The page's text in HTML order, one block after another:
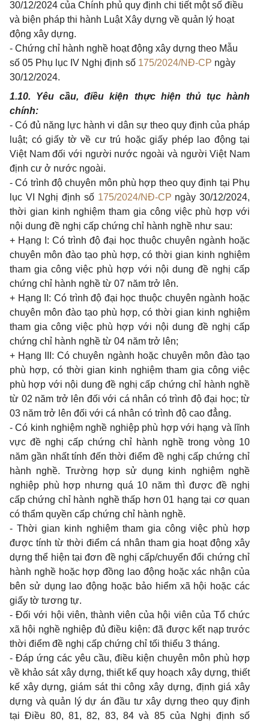
30/12/2024 của Chính phủ quy định chi tiết một số điều
và biện pháp thi hành Luật Xây dựng về quản lý hoạt
động xây dựng.
- Chứng chỉ hành nghề hoạt động xây dựng theo Mẫu
số 05 Phụ lục IV Nghị định số 175/2024/NĐ-CP ngày
30/12/2024.
1.10. Yêu cầu, điều kiện thực hiện thủ tục hành
chính:
- Có đủ năng lực hành vi dân sự theo quy định của pháp
luật; có giấy tờ về cư trú hoặc giấy phép lao động tại
Việt Nam đối với người nước ngoài và người Việt Nam
định cư ở nước ngoài.
- Có trình độ chuyên môn phù hợp theo quy định tại Phụ
lục VI Nghị định số 175/2024/NĐ-CP ngày 30/12/2024,
thời gian kinh nghiệm tham gia công việc phù hợp với
nội dung đề nghị cấp chứng chỉ hành nghề như sau:
+ Hạng I: Có trình độ đại học thuộc chuyên ngành hoặc
chuyên môn đào tạo phù hợp, có thời gian kinh nghiệm
tham gia công việc phù hợp với nội dung đề nghị cấp
chứng chỉ hành nghề từ 07 năm trở lên.
+ Hạng II: Có trình độ đại học thuộc chuyên ngành hoặc
chuyên môn đào tạo phù hợp, có thời gian kinh nghiệm
tham gia công việc phù hợp với nội dung đề nghị cấp
chứng chỉ hành nghề từ 04 năm trở lên;
+ Hạng III: Có chuyên ngành hoặc chuyên môn đào tạo
phù hợp, có thời gian kinh nghiệm tham gia công việc
phù hợp với nội dung đề nghị cấp chứng chỉ hành nghề
từ 02 năm trở lên đối với cá nhân có trình độ đại học; từ
03 năm trở lên đối với cá nhân có trình độ cao đẳng.
- Có kinh nghiệm nghề nghiệp phù hợp với hạng và lĩnh
vực đề nghị cấp chứng chỉ hành nghề trong vòng 10
năm gần nhất tính đến thời điểm đề nghị cấp chứng chỉ
hành nghề. Trường hợp sử dụng kinh nghiệm nghề
nghiệp phù hợp nhưng quá 10 năm thì được đề nghị
cấp chứng chỉ hành nghề thấp hơn 01 hạng tại cơ quan
có thẩm quyền cấp chứng chỉ hành nghề.
- Thời gian kinh nghiệm tham gia công việc phù hợp
được tính từ thời điểm cá nhân tham gia hoạt động xây
dựng thể hiện tại đơn đề nghị cấp/chuyển đổi chứng chỉ
hành nghề hoặc hợp đồng lao động hoặc xác nhận của
bên sử dụng lao động hoặc bảo hiểm xã hội hoặc các
giấy tờ tương tự.
- Đối với hội viên, thành viên của hội viên của Tổ chức
xã hội nghề nghiệp đủ điều kiện: đã được kết nạp trước
thời điểm đề nghị cấp chứng chỉ tối thiểu 3 tháng.
- Đáp ứng các yêu cầu, điều kiện chuyên môn phù hợp
về khảo sát xây dựng, thiết kế quy hoạch xây dựng, thiết
kế xây dựng, giám sát thi công xây dựng, định giá xây
dựng và quản lý dự án đầu tư xây dựng theo quy định
tại Điều 80, 81, 82, 83, 84 và 85 của Nghị định số